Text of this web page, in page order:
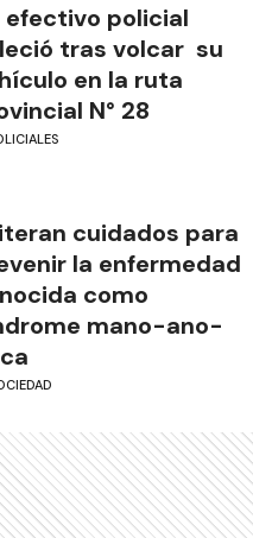
efectivo policial
tras volcar su
en la ruta
N° 28
cuidados para
la enfermedad
como
mano-ano-